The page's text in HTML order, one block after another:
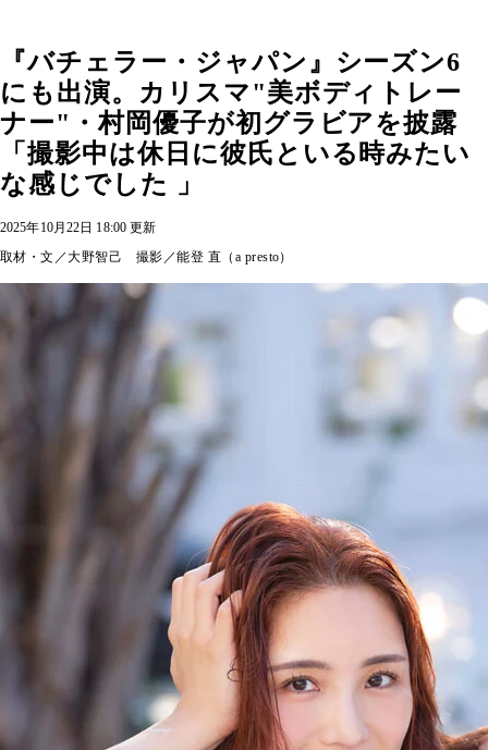
『バチェラー・ジャパン』シーズン6
にも出演。カリスマ"美ボディトレー
ナー"・村岡優子が初グラビアを披露
「撮影中は休日に彼氏といる時みたい
な感じでした 」
2025年10月22日 18:00 更新
取材・文／大野智己 撮影／能登 直（a presto）